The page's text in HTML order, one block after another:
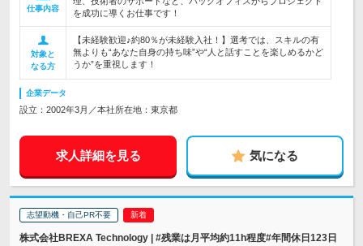
仕事内容
を成功に導くお仕事です！
対象と
なる方
【未経験歓迎♪約80％が未経験入社！】選考では、スキルの有
無よりも“あなた自身の持ち味”や“人と話すことを楽しめるかど
うか”を重視します！
企業データ
設立：2002年3月／本社所在地：東京都
求人詳細を見る 気になる
志望動機・自己PR不要
株式会社BREXA Technology | #残業は月平均約11h程度#年間休日123日